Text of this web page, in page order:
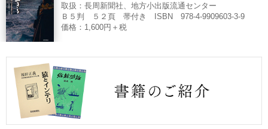
取扱：長周新聞社、地方小出版流通センター
Ｂ５判 ５２頁 帯付き ISBN 978-4-9909603-3-9
価格：1,600円＋税